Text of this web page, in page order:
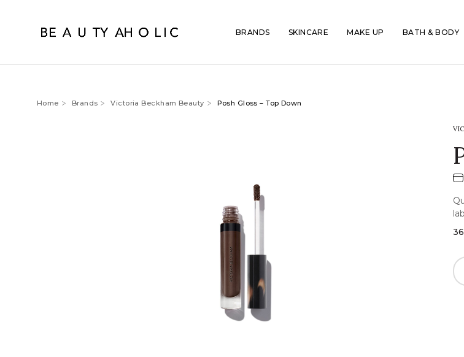
BRANDS SKINCARE MAKE UP BATH & BODY
Home Brands Victoria Beckham Beauty Posh Gloss – Top Down